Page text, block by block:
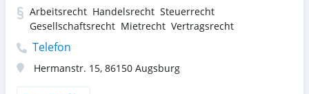
Arbeitsrecht Handelsrecht Steuerrecht
Gesellschaftsrecht Mietrecht Vertragsrecht
Telefon
Hermanstr. 15, 86150 Augsburg